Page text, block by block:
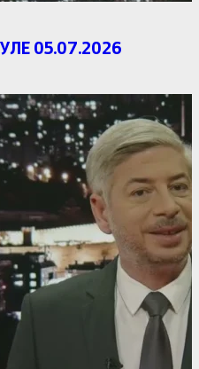
05.07.2026